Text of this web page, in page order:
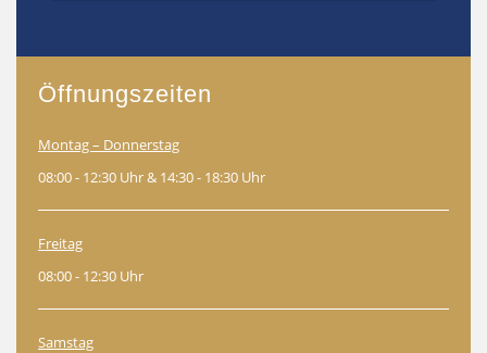
Öffnungszeiten
Montag – Donnerstag
08:00 - 12:30 Uhr & 14:30 - 18:30 Uhr
Freitag
08:00 - 12:30 Uhr
Samstag